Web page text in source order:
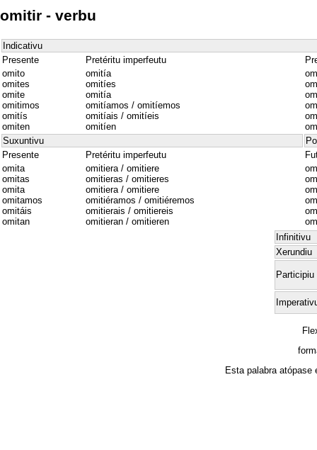
omitir - verbu
Indicativu
Presente
Pretéritu imperfeutu
omito
omites
omite
omitimos
omitís
omiten
omitía
omitíes
omitía
omitíamos / omitíemos
omitíais / omitíeis
omitíen
Suxuntivu
Presente
Pretéritu imperfeutu
omita
omitas
omita
omitamos
omitáis
omitan
omitiera / omitiere
omitieras / omitieres
omitiera / omitiere
omitiéramos / omitiéremos
omitierais / omitiereis
omitieran / omitieren
Infinitivu
Xerundiu
Participiu
Esta palabra atópase